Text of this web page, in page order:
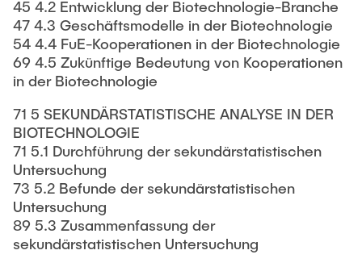
45 4.2 Entwicklung der Biotechnologie-Branche
47 4.3 Geschäftsmodelle in der Biotechnologie
54 4.4 FuE-Kooperationen in der Biotechnologie
69 4.5 Zukünftige Bedeutung von Kooperationen
in der Biotechnologie
71 5 SEKUNDÄRSTATISTISCHE ANALYSE IN DER
BIOTECHNOLOGIE
71 5.1 Durchführung der sekundärstatistischen
Untersuchung
73 5.2 Befunde der sekundärstatistischen
Untersuchung
89 5.3 Zusammenfassung der
sekundärstatistischen Untersuchung